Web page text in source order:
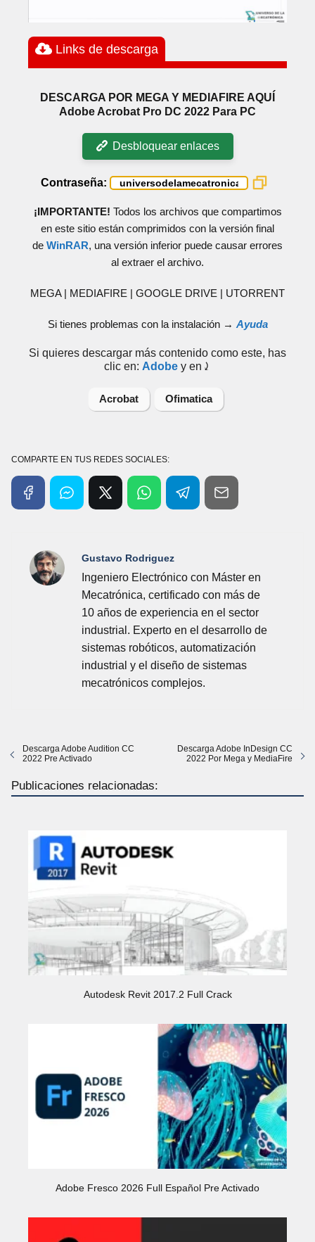
Links de descarga
DESCARGA POR MEGA Y MEDIAFIRE AQUÍ
Adobe Acrobat Pro DC 2022 Para PC
Desbloquear enlaces
Contraseña:
¡IMPORTANTE! Todos los archivos que compartimos
en este sitio están comprimidos con la versión final
de WinRAR, una versión inferior puede causar errores
al extraer el archivo.
MEGA | MEDIAFIRE | GOOGLE DRIVE | UTORRENT
Si tienes problemas con la instalación → Ayuda
Si quieres descargar más contenido como este, has
clic en: Adobe y en⤸
Acrobat Ofimatica
COMPARTE EN TUS REDES SOCIALES:
Gustavo Rodriguez
Ingeniero Electrónico con Máster en
Mecatrónica, certificado con más de
10 años de experiencia en el sector
industrial. Experto en el desarrollo de
sistemas robóticos, automatización
industrial y el diseño de sistemas
mecatrónicos complejos.
Descarga Adobe Audition CC
2022 Pre Activado
Descarga Adobe InDesign CC
2022 Por Mega y MediaFire
Publicaciones relacionadas:
Autodesk Revit 2017.2 Full Crack
Adobe Fresco 2026 Full Español Pre Activado